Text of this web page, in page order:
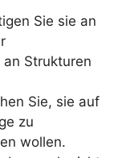
Sie sie an
Strukturen
Sie, sie auf
zu
wollen.